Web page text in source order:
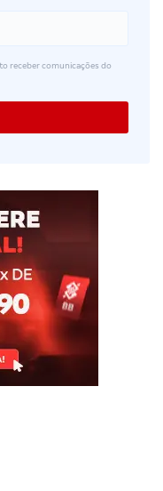
receber comunicações do